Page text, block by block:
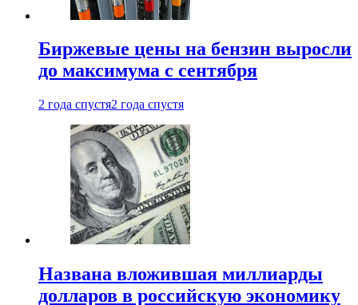
Биржевые цены на бензин выросли
до максимума с сентября
2 года спустя2 года спустя
Названа вложившая миллиарды
долларов в российскую экономику